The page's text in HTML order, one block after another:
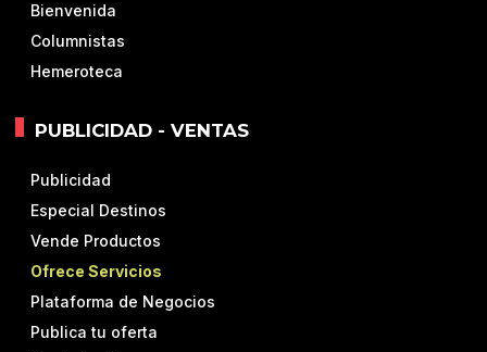
Bienvenida
Columnistas
Hemeroteca
PUBLICIDAD - VENTAS
Publicidad
Especial Destinos
Vende Productos
Ofrece Servicios
Plataforma de Negocios
Publica tu oferta